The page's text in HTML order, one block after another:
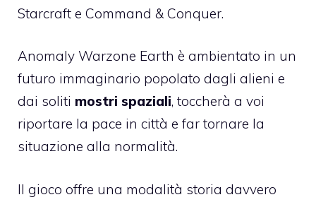
Starcraft e Command & Conquer.
Anomaly Warzone Earth è ambientato in un
futuro immaginario popolato dagli alieni e
dai soliti mostri spaziali, toccherà a voi
riportare la pace in città e far tornare la
situazione alla normalità.
Il gioco offre una modalità storia davvero